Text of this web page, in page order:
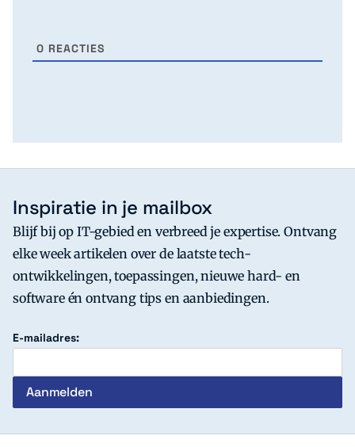
0 REACTIES
Inspiratie in je mailbox
Blijf bij op IT-gebied en verbreed je expertise. Ontvang
elke week artikelen over de laatste tech-
ontwikkelingen, toepassingen, nieuwe hard- en
software én ontvang tips en aanbiedingen.
E-mailadres: